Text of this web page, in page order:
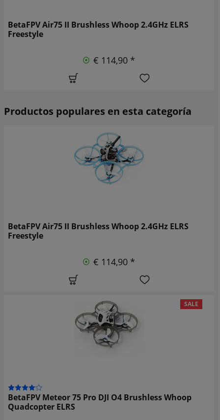
BetaFPV Air75 II Brushless Whoop 2.4GHz ELRS
Freestyle
€ 114,90 *
Productos populares en esta categoría
BetaFPV Air75 II Brushless Whoop 2.4GHz ELRS
Freestyle
€ 114,90 *
SALE
BetaFPV Meteor 75 Pro DJI O4 Brushless Whoop
Quadcopter ELRS